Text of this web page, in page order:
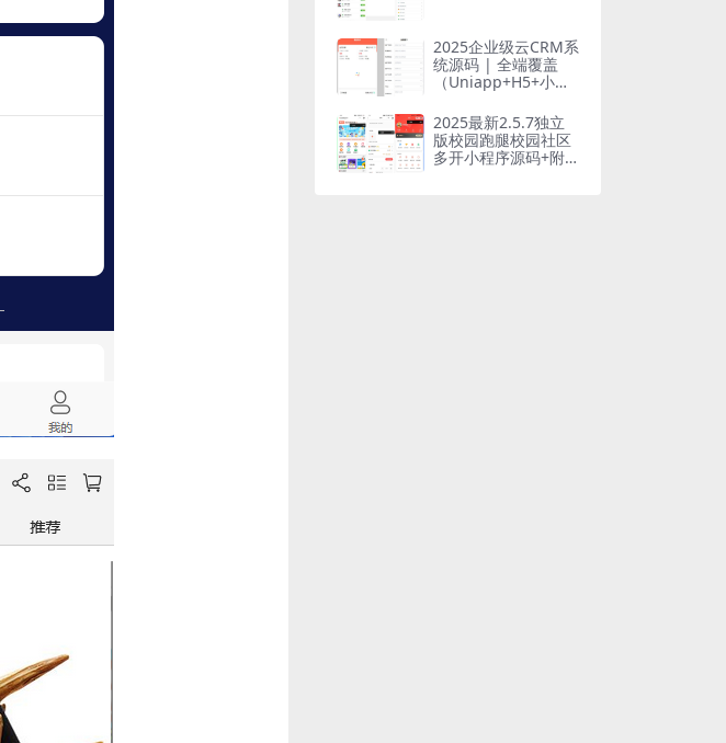
2025企业级云CRM系
统源码 | 全端覆盖
（Uniapp+H5+小程
n强力驱动 | 无加密
可二开
2025最新2.5.7独立
版校园跑腿校园社区
多开小程序源码+附